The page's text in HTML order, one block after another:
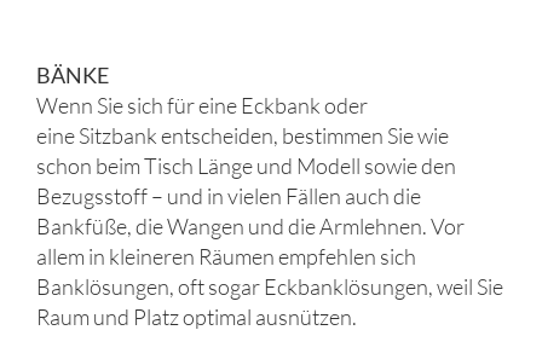
BÄNKE
Wenn Sie sich für eine Eckbank oder
eine Sitzbank entscheiden, bestimmen Sie wie
schon beim Tisch Länge und Modell sowie den
Bezugsstoff – und in vielen Fällen auch die
Bankfüße, die Wangen und die Armlehnen. Vor
allem in kleineren Räumen empfehlen sich
Banklösungen, oft sogar Eckbanklösungen, weil Sie
Raum und Platz optimal ausnützen.